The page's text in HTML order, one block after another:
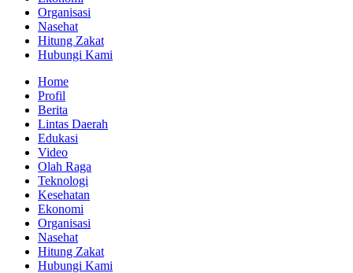
Organisasi
Nasehat
Hitung Zakat
Hubungi Kami
Home
Profil
Berita
Lintas Daerah
Edukasi
Video
Olah Raga
Teknologi
Kesehatan
Ekonomi
Organisasi
Nasehat
Hitung Zakat
Hubungi Kami